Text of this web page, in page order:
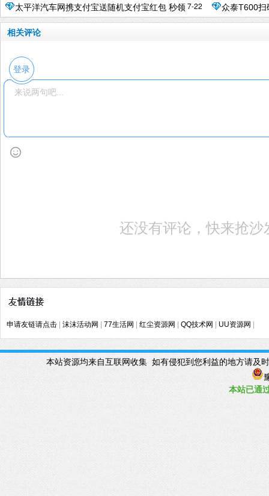
线下实体店使用
元
7-22
太平洋汽车网携支付宝送随机支付宝红包 秒领
1.08元
众泰T600扫
余额
相关评论
登录
还没有评论，快来抢沙
申请友链请点击 沫沫活动网 77生活网 红尘资源网 QQ技术网 UU资源网
本站资源均来自互联网收集 如有侵犯到您利益的地方请
本站已通